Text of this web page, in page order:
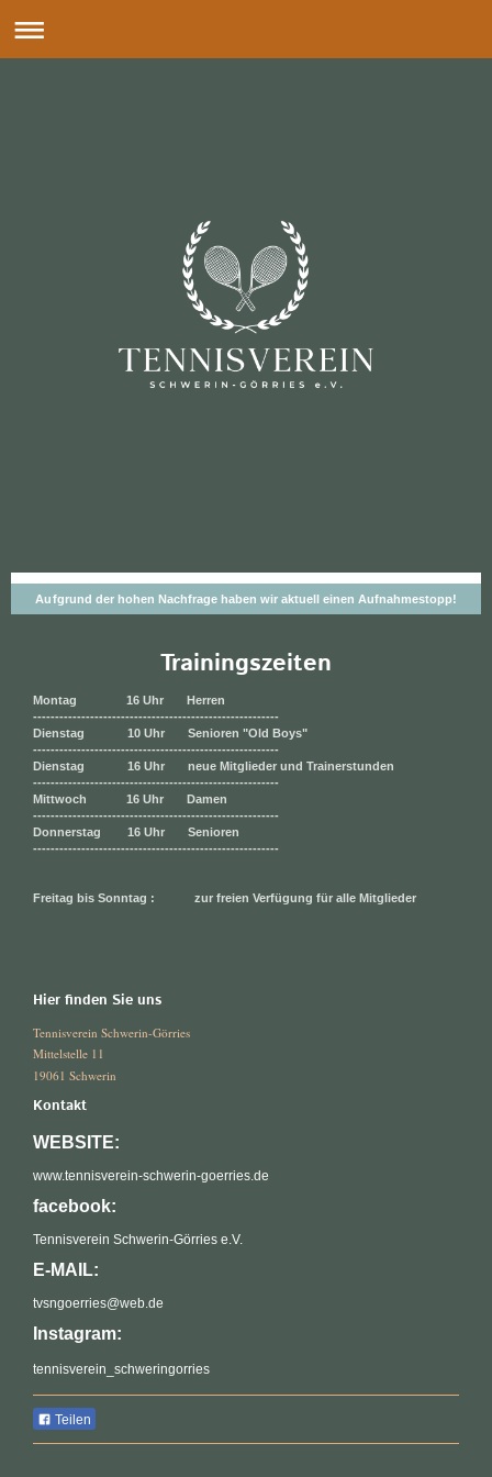
Aufgrund der hohen Nachfrage haben wir aktuell einen Aufnahmestopp!
Trainingszeiten
Montag 16 Uhr Herren
--------------------------------------------------------
Dienstag 10 Uhr Senioren "Old Boys"
--------------------------------------------------------
Dienstag 16 Uhr neue Mitglieder und Trainerstunden
--------------------------------------------------------
Mittwoch 16 Uhr Damen
--------------------------------------------------------
Donnerstag 16 Uhr Senioren
--------------------------------------------------------
Freitag bis Sonntag : zur freien Verfügung für alle Mitglieder
Hier finden Sie uns
Tennisverein Schwerin-Görries
Mittelstelle 11
19061 Schwerin
Kontakt
WEBSITE:
www.tennisverein-schwerin-goerries.de
facebook:
Tennisverein Schwerin-Görries e.V.
E-MAIL:
tvsngoerries@web.de
Instagram:
tennisverein_schweringorries
Teilen